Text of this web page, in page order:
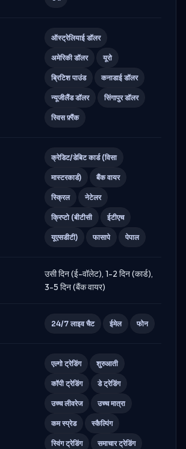
ऑस्ट्रेलियाई डॉलर
अमेरिकी डॉलर यूरो
ब्रिटिश पाउंड कनाडाई डॉलर
न्यूजीलैंड डॉलर सिंगापुर डॉलर
स्विस फ़्रैंक
क्रेडिट/डेबिट कार्ड (विसा
मास्टरकार्ड) बैंक वायर
स्क्रिल नेटेलर
क्रिप्टो (बीटीसी ईटीएच
यूएसडीटी) फासापे पेपाल
उसी दिन (ई-वॉलेट), 1-2 दिन (कार्ड),
3-5 दिन (बैंक वायर)
24/7 लाइव चैट ईमेल फोन
एल्गो ट्रेडिंग शुरुआती
कॉपी ट्रेडिंग डे ट्रेडिंग
उच्च लीवरेज उच्च मात्रा
कम स्प्रेड स्कैल्पिंग
स्विंग ट्रेडिंग समाचार ट्रेडिंग